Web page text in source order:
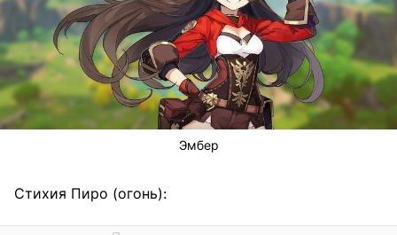
Эмбер
Стихия Пиро (огонь):